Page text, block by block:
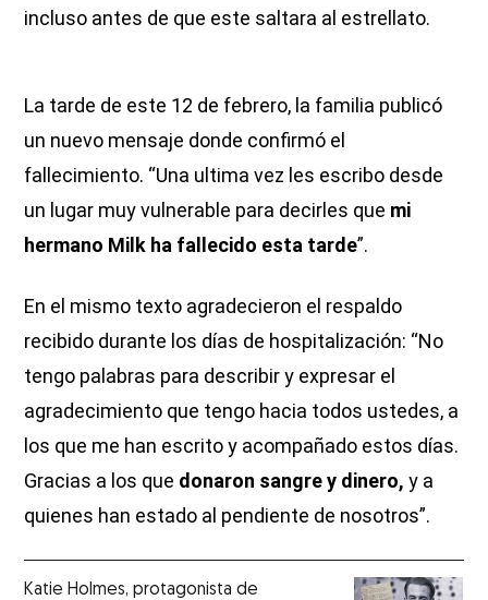
incluso antes de que este saltara al estrellato.
La tarde de este 12 de febrero, la familia publicó
un nuevo mensaje donde confirmó el
fallecimiento. “Una ultima vez les escribo desde
un lugar muy vulnerable para decirles que mi
hermano Milk ha fallecido esta tarde”.
En el mismo texto agradecieron el respaldo
recibido durante los días de hospitalización: “No
tengo palabras para describir y expresar el
agradecimiento que tengo hacia todos ustedes, a
los que me han escrito y acompañado estos días.
Gracias a los que donaron sangre y dinero, y a
quienes han estado al pendiente de nosotros”.
Katie Holmes, protagonista de